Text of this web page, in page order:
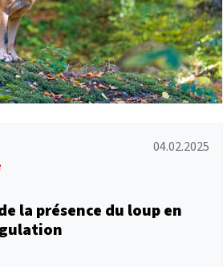
04.02.2025
la présence du loup en